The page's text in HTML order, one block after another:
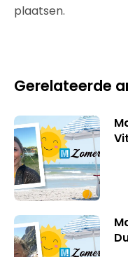
plaatsen.
Gerelateerde